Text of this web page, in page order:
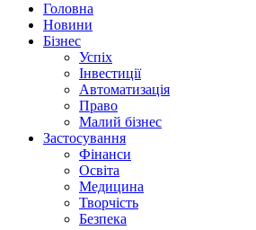
Головна
Новини
Бізнес
Успіх
Інвестиції
Автоматизація
Право
Малий бізнес
Застосування
Фінанси
Освіта
Медицина
Творчість
Безпека